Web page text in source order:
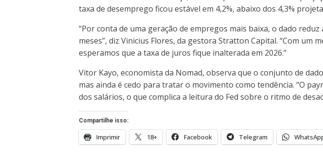
taxa de desemprego ficou estável em 4,2%, abaixo dos 4,3%
“Por conta de uma geração de empregos mais baixa, o dado
meses”, diz Vinicius Flores, da gestora Stratton Capital. “Com
esperamos que a taxa de juros fique inalterada em 2026.”
Vitor Kayo, economista da Nomad, observa que o conjunto de
mas ainda é cedo para tratar o movimento como tendência. “O
dos salários, o que complica a leitura do Fed sobre o ritmo de
Compartilhe isso:
Imprimir 18+ Facebook Telegram